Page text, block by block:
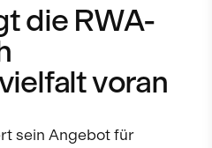
die RWA-
voran
sein Angebot für